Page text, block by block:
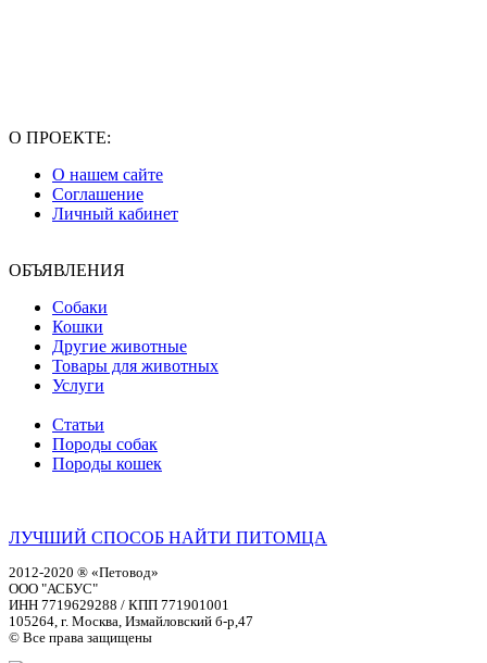
О ПРОЕКТЕ:
О нашем сайте
Соглашение
Личный кабинет
ОБЪЯВЛЕНИЯ
Собаки
Кошки
Другие животные
Товары для животных
Услуги
Статьи
Породы собак
Породы кошек
ЛУЧШИЙ СПОСОБ НАЙТИ ПИТОМЦА
2012-2020 ® «Петовод»
ООО "АСБУС"
ИНН 7719629288 / КПП 771901001
105264, г. Москва, Измайловский б-р,47
© Все права защищены